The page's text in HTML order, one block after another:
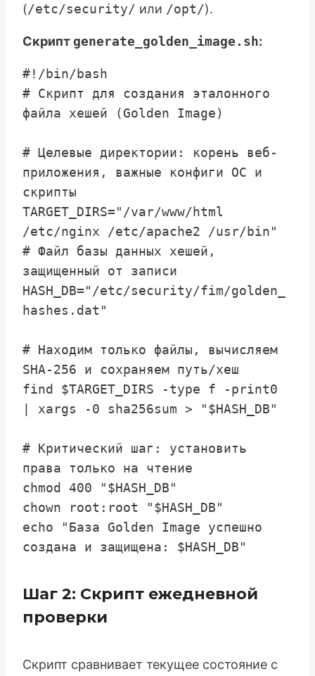
(/etc/security/ или /opt/).
Скрипт generate_golden_image.sh:
#!/bin/bash
# Скрипт для создания эталонного
файла хешей (Golden Image)
# Целевые директории: корень веб-
приложения, важные конфиги ОС и
скрипты
TARGET_DIRS="/var/www/html
/etc/nginx /etc/apache2 /usr/bin"
# Файл базы данных хешей,
защищенный от записи
HASH_DB="/etc/security/fim/golden_
hashes.dat"
# Находим только файлы, вычисляем
SHA-256 и сохраняем путь/хеш
find $TARGET_DIRS -type f -print0
| xargs -0 sha256sum > "$HASH_DB"
# Критический шаг: установить
права только на чтение
chmod 400 "$HASH_DB"
chown root:root "$HASH_DB"
echo "База Golden Image успешно
Шаг 2: Скрипт ежедневной
проверки
Скрипт сравнивает текущее состояние с